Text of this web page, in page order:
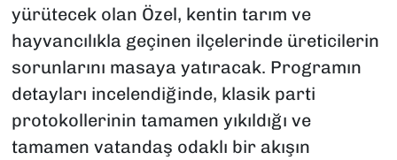
yürütecek olan Özel, kentin tarım ve
hayvancılıkla geçinen ilçelerinde üreticilerin
sorunlarını masaya yatıracak. Programın
detayları incelendiğinde, klasik parti
protokollerinin tamamen yıkıldığı ve
tamamen vatandaş odaklı bir akışın